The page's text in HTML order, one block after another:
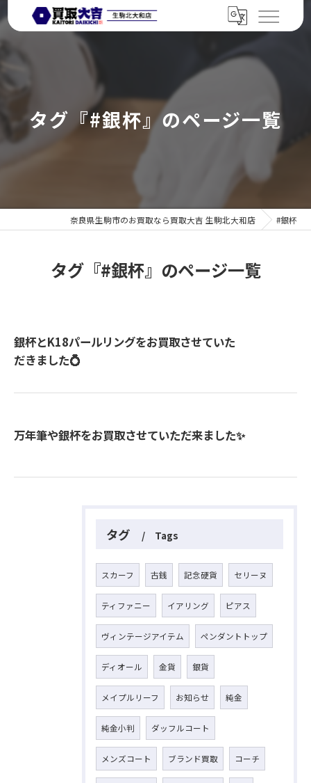
タグ『#銀杯』のページ一覧
奈良県生駒市のお買取なら買取大吉 生駒北大和店 #銀杯
タグ『#銀杯』のページ一覧
銀杯とK18パールリングをお買取させていた
だきました💍
万年筆や銀杯をお買取させていただ来ました✨
タグ Tags
スカーフ 古銭 記念硬貨 セリーヌ
ティファニー イアリング ピアス
ヴィンテージアイテム ペンダントトップ
ディオール 金貨 銀貨
メイプルリーフ お知らせ 純金
純金小判 ダッフルコート
メンズコート ブランド買取 コーチ